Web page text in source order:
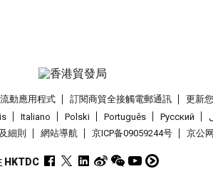
動應用程式 訂閱商貿全接觸電郵通訊 更新
Italiano Polski Português Pусский
細則 網站導航 京ICP备09059244号 京公
HKTDC